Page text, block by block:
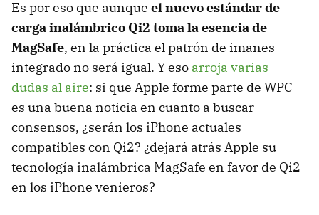
Es por eso que aunque el nuevo estándar de
carga inalámbrico Qi2 toma la esencia de
MagSafe, en la práctica el patrón de imanes
integrado no será igual. Y eso arroja varias
dudas al aire: si que Apple forme parte de WPC
es una buena noticia en cuanto a buscar
consensos, ¿serán los iPhone actuales
compatibles con Qi2? ¿dejará atrás Apple su
tecnología inalámbrica MagSafe en favor de Qi2
en los iPhone venieros?